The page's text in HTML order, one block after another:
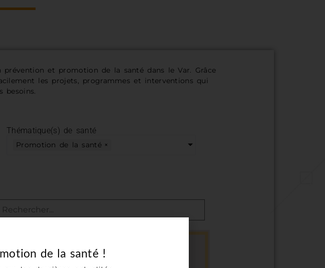
prévention et promotion de la santé dans le Var. Grâce
les projets, programmes et interventions qui
besoins.
Thématique(s) de santé
Promotion de la santé ×
de la santé !